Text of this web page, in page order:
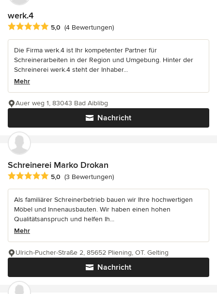
werk.4
Durchschnittliche Bewertung: 5 von 5 Sternen
5,0 (4 Bewertungen)
Die Firma werk.4 ist Ihr kompetenter Partner für
Schreinerarbeiten in der Region und Umgebung. Hinter der
Schreinerei werk.4 steht der Inhaber...
Mehr
Nachricht
Auer weg 1, 83043 Bad Aiblibg
Schreinerei Marko Drokan
Durchschnittliche Bewertung: 5 von 5 Sternen
5,0 (3 Bewertungen)
Als familiärer Schreinerbetrieb bauen wir Ihre hochwertigen
Möbel und Innenausbauten. Wir haben einen hohen
Qualitätsanspruch und helfen Ih...
Mehr
Nachricht
Ulrich-Pucher-Straße 2, 85652 Pliening, OT. Gelting